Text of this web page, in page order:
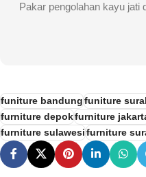
Pakar pengolahan kayu jati
funiture bandung funiture
furniture depokfurniture
furniture sulawesi furniture